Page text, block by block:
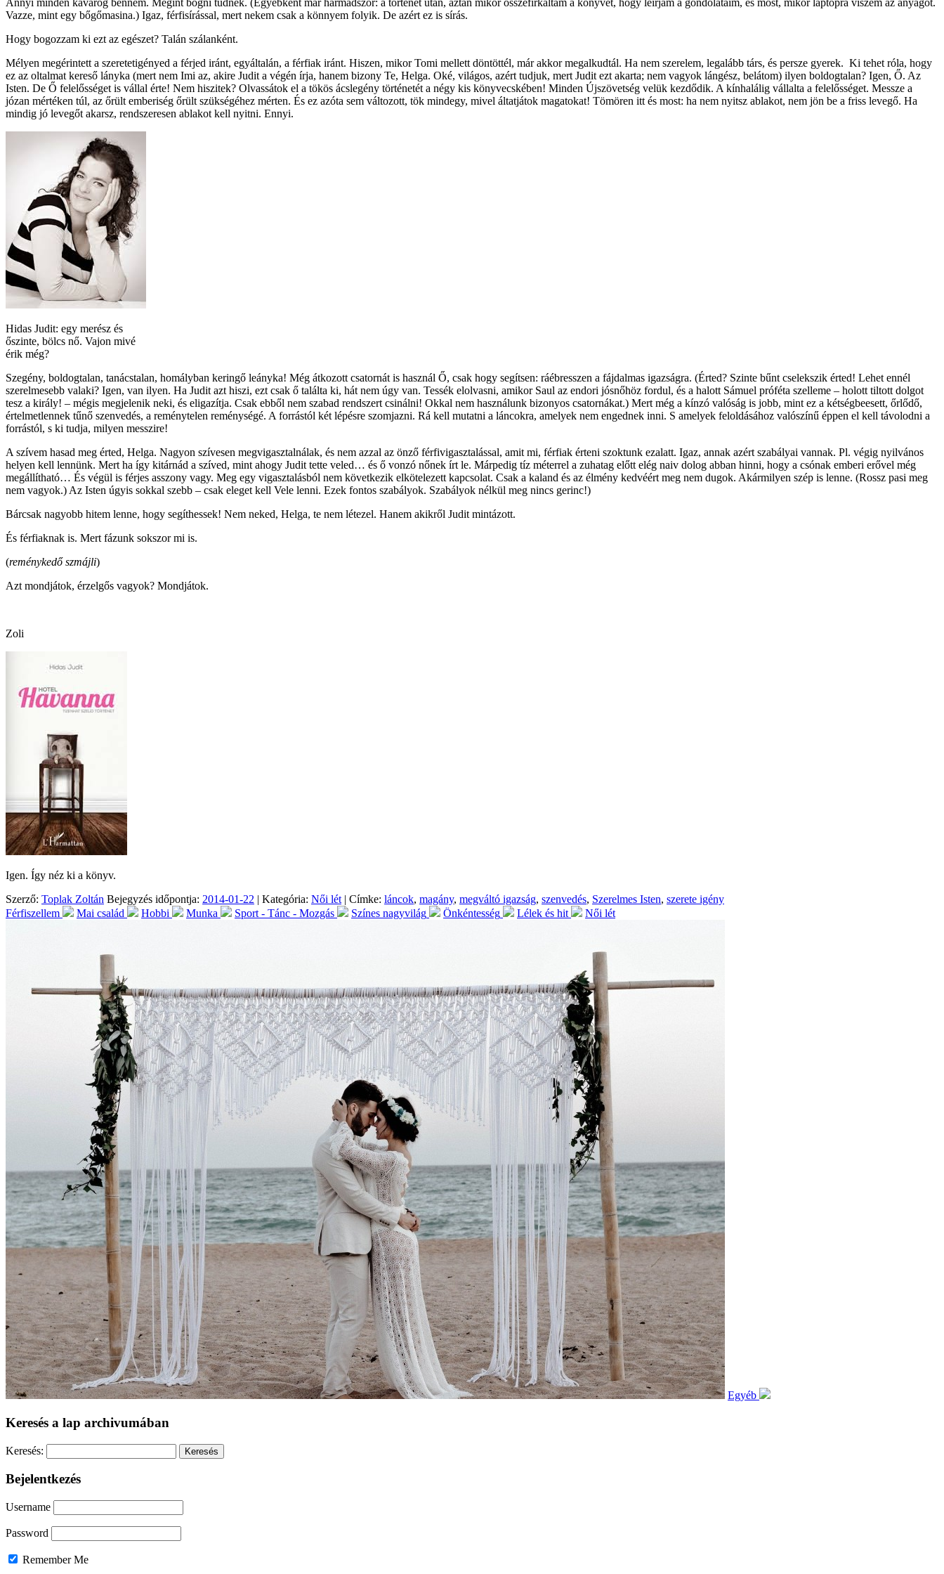
Annyi minden kavarog bennem. Megint bőgni tudnék. (Egyébként már harmadszor: a történet után, aztán mikor összefirkáltam a könyvet, hogy leírjam a gondolataim, és most, mikor laptopra viszem az anyagot.
Vazze, mint egy bőgőmasina.) Igaz, férfisírással, mert nekem csak a könnyem folyik. De azért ez is sírás.
Hogy bogozzam ki ezt az egészet? Talán szálanként.
Mélyen megérintett a szeretetigényed a férjed iránt, egyáltalán, a férfiak iránt. Hiszen, mikor Tomi mellett döntöttél, már akkor megalkudtál. Ha nem szerelem, legalább társ, és persze gyerek. Ki tehet róla, hogy
ez az oltalmat kereső lányka (mert nem Imi az, akire Judit a végén írja, hanem bizony Te, Helga. Oké, világos, azért tudjuk, mert Judit ezt akarta; nem vagyok lángész, belátom) ilyen boldogtalan? Igen, Ő. Az
Isten. De Ő felelősséget is vállal érte! Nem hiszitek? Olvassátok el a tökös ácslegény történetét a négy kis könyvecskében! Minden Újszövetség velük kezdődik. A kínhalálig vállalta a felelősséget. Messze a
józan mértéken túl, az őrült emberiség őrült szükségéhez mérten. És ez azóta sem változott, tök mindegy, mivel áltatjátok magatokat! Tömören itt és most: ha nem nyitsz ablakot, nem jön be a friss levegő. Ha
mindig jó levegőt akarsz, rendszeresen ablakot kell nyitni. Ennyi.
Hidas Judit: egy merész és
őszinte, bölcs nő. Vajon mivé
érik még?
Szegény, boldogtalan, tanácstalan, homályban keringő leányka! Még átkozott csatornát is használ Ő, csak hogy segítsen: ráébresszen a fájdalmas igazságra. (Érted? Szinte bűnt cselekszik érted! Lehet ennél
szerelmesebb valaki? Igen, van ilyen. Ha Judit azt hiszi, ezt csak ő találta ki, hát nem úgy van. Tessék elolvasni, amikor Saul az endori jósnőhöz fordul, és a halott Sámuel próféta szelleme – holott tiltott dolgot
tesz a király! – mégis megjelenik neki, és eligazítja. Csak ebből nem szabad rendszert csinálni! Okkal nem használunk bizonyos csatornákat.) Mert még a kínzó valóság is jobb, mint ez a kétségbeesett, őrlődő,
értelmetlennek tűnő szenvedés, a reménytelen reménységé. A forrástól két lépésre szomjazni. Rá kell mutatni a láncokra, amelyek nem engednek inni. S amelyek feloldásához valószínű éppen el kell távolodni a
forrástól, s ki tudja, milyen messzire!
A szívem hasad meg érted, Helga. Nagyon szívesen megvigasztalnálak, és nem azzal az önző férfivigasztalással, amit mi, férfiak érteni szoktunk ezalatt. Igaz, annak azért szabályai vannak. Pl. végig nyilvános
helyen kell lennünk. Mert ha így kitárnád a szíved, mint ahogy Judit tette veled… és ő vonzó nőnek írt le. Márpedig tíz méterrel a zuhatag előtt elég naiv dolog abban hinni, hogy a csónak emberi erővel még
megállítható… És végül is férjes asszony vagy. Meg egy vigasztalásból nem következik elkötelezett kapcsolat. Csak a kaland és az élmény kedvéért meg nem dugok. Akármilyen szép is lenne. (Rossz pasi meg
nem vagyok.) Az Isten úgyis sokkal szebb – csak eleget kell Vele lenni. Ezek fontos szabályok. Szabályok nélkül meg nincs gerinc!)
Bárcsak nagyobb hitem lenne, hogy segíthessek! Nem neked, Helga, te nem létezel. Hanem akikről Judit mintázott.
És férfiaknak is. Mert fázunk sokszor mi is.
(reménykedő szmájli)
Azt mondjátok, érzelgős vagyok? Mondjátok.
Zoli
Igen. Így néz ki a könyv.
Szerző: Toplak Zoltán Bejegyzés időpontja: 2014-01-22 | Kategória: Női lét | Címke: láncok, magány, megváltó igazság, szenvedés, Szerelmes Isten, szerete igény
Férfiszellem
Mai család Hobbi Munka Sport - Tánc - Mozgás Színes nagyvilág Önkéntesség Lélek és hit Női lét
Egyéb
Keresés a lap archivumában
Keresés:
Bejelentkezés
Username
Password
Remember Me